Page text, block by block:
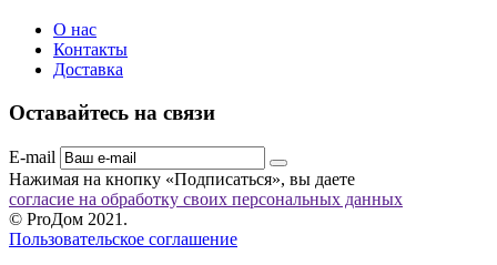
О нас
Контакты
Доставка
Оставайтесь на связи
E-mail
Нажимая на кнопку «Подписаться», вы даете
согласие на обработку своих персональных данных
© ProДом 2021.
Пользовательское соглашение